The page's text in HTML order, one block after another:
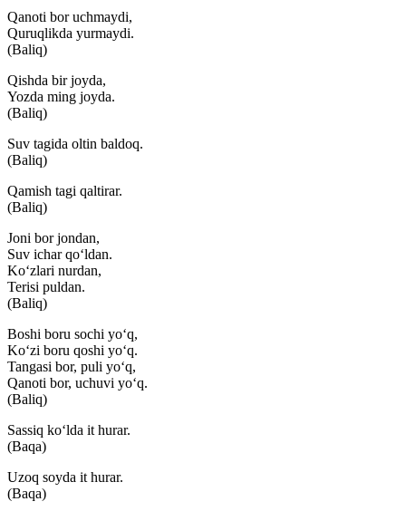
Qanoti bor uchmaydi,
Quruqlikda yurmaydi.
(Baliq)
Qishda bir joyda,
Yozda ming joyda.
(Baliq)
Suv tagida oltin baldoq.
(Baliq)
Qamish tagi qaltirar.
(Baliq)
Joni bor jondan,
Suv ichar qo‘ldan.
Ko‘zlari nurdan,
Terisi puldan.
(Baliq)
Boshi boru sochi yo‘q,
Ko‘zi boru qoshi yo‘q.
Tangasi bor, puli yo‘q,
Qanoti bor, uchuvi yo‘q.
(Baliq)
Sassiq ko‘lda it hurar.
(Baqa)
Uzoq soyda it hurar.
(Baqa)